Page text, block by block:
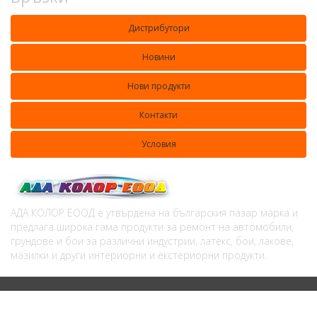
Дистрибутори
Новини
Нови продукти
Контакти
Условия
АДА КОЛОР ЕООД е утвърдена на българския пазар марка и
предлага широка гама продукти за ремонт на автомобили,
грундове и бои за различни индустрии, латекс, бои, лакове,
мазилки и други интериорни и екстериорни продукти.